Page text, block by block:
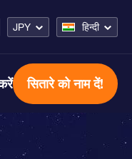
JPY हिन्दी
सितारे को नाम दें!